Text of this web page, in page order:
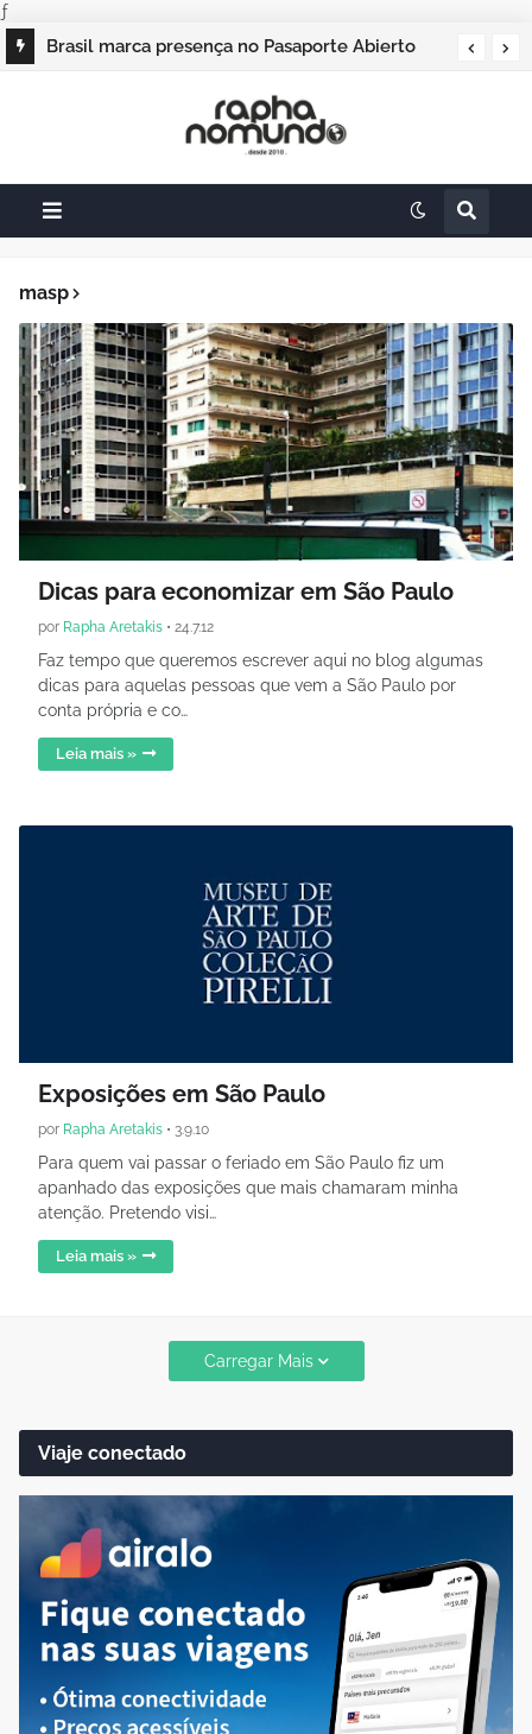
ƒ
Brasil marca presença no Pasaporte Abierto
masp
Dicas para economizar em São Paulo
por Rapha Aretakis • 24.7.12
Faz tempo que queremos escrever aqui no blog algumas
dicas para aquelas pessoas que vem a São Paulo por
conta própria e co…
Leia mais »
Exposições em São Paulo
por Rapha Aretakis • 3.9.10
Para quem vai passar o feriado em São Paulo fiz um
apanhado das exposições que mais chamaram minha
atenção. Pretendo visi…
Leia mais »
Carregar Mais
Viaje conectado